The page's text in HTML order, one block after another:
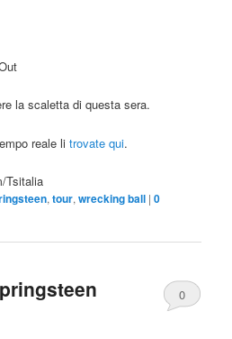
la scaletta di questa sera.
reale litrovate qui.
Tsitalia
,tour,wrecking ball |0
0